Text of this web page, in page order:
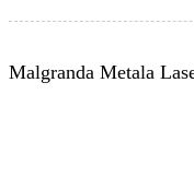
Malgranda Metala